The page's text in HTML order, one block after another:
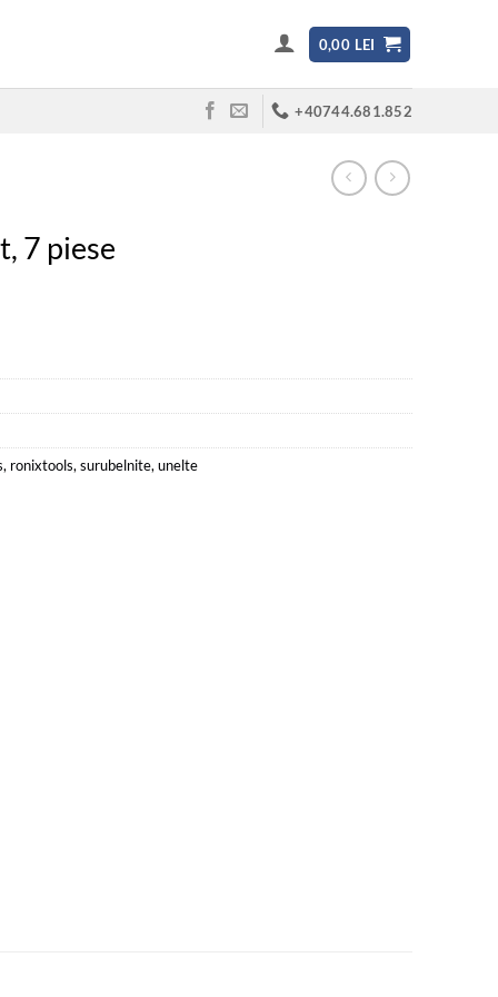
0,00 LEI
+40744.681.852
7 piese
, ronixtools, surubelnite, unelte